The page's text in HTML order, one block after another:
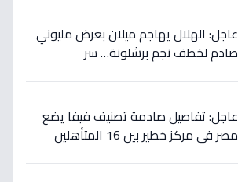
عاجل: الهلال يهاجم ميلان بعرض مليوني
صادم لخطف نجم برشلونة… سر
عاجل: تفاصيل صادمة تصنيف فيفا يضع
مصر في مركز خطير بين 16 المتأهلين